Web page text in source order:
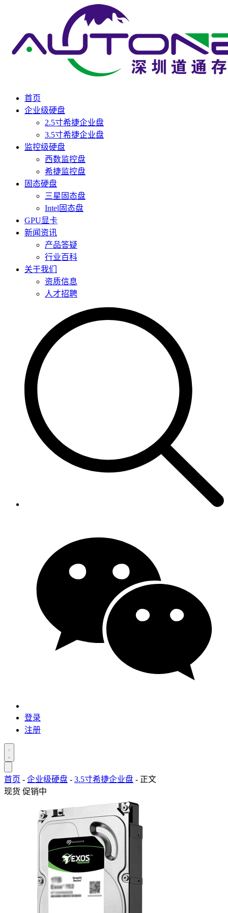
首页
企业级硬盘
2.5寸希捷企业盘
3.5寸希捷企业盘
监控级硬盘
西数监控盘
希捷监控盘
固态硬盘
三星固态盘
Intel固态盘
GPU显卡
新闻资讯
产品答疑
行业百科
关于我们
资质信息
人才招聘
登录
注册
首页 - 企业级硬盘 - 3.5寸希捷企业盘 - 正文
现货 促销中